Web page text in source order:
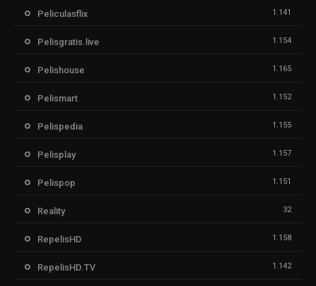
Peliculasflix 1.141
Pelisgratis.live 1.154
Pelishouse 1.165
Pelismart 1.152
Pelispedia 1.155
Pelisplay 1.157
Pelispop 1.151
Reality 32
RepelisHD 1.158
RepelisHD.TV 1.142